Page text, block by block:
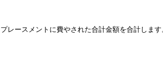
レースメントに費やされた合計金額を合計しま